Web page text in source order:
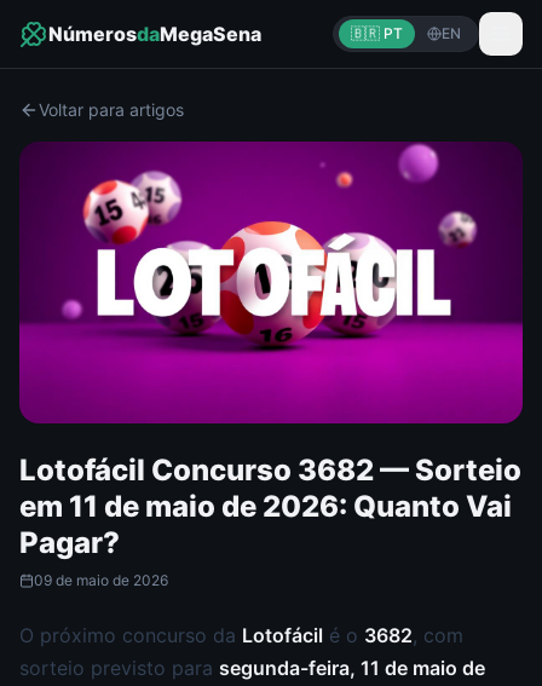
NúmerosdaMegaSena 🇧🇷 PT EN
Voltar para artigos
Lotofácil Concurso 3682 — Sorteio
em 11 de maio de 2026: Quanto Vai
Pagar?
09 de maio de 2026
O próximo concurso da Lotofácil é o 3682, com
sorteio previsto para segunda-feira, 11 de maio de